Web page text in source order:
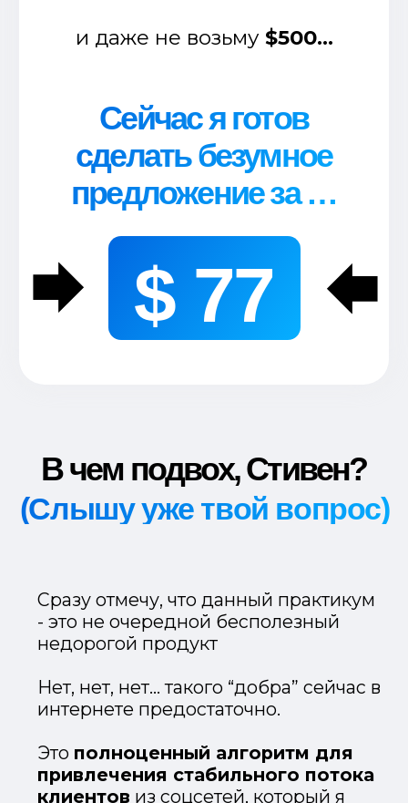
Вот такие баннеры и обложки
ты сможешь делать буквально
ТОП Лайфхаков
для продвижения
Instagram